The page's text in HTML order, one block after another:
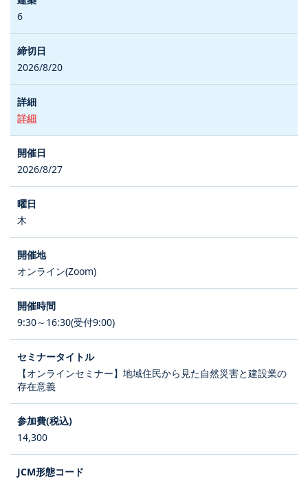
6
2026/8/20
詳細
2026/8/27
木
オンライン(Zoom)
9:30～16:30(受付9:00)
【オンラインセミナー】地域住民から見た自然災害と建設業の
存在意義
14,300